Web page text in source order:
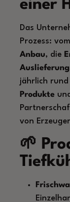
einer
Das
Prozess: vom
Anbau, die
Auslieferung
jährlich rund
Produkte
von
🌱